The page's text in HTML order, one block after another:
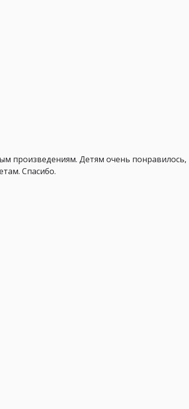
произведениям. Детям очень понравилось,
Спасибо.